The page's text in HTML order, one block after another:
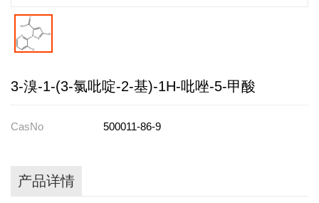
3-溴-1-(3-氯吡啶-2-基)-1H-吡唑-5-甲酸
CasNo 500011-86-9
产品详情